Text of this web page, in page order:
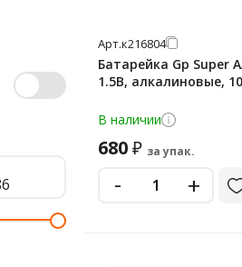
Арт.к216804
Батарейка Gp Super
1.5В, алкалиновые,
В наличии
680₽ за упак.
- +